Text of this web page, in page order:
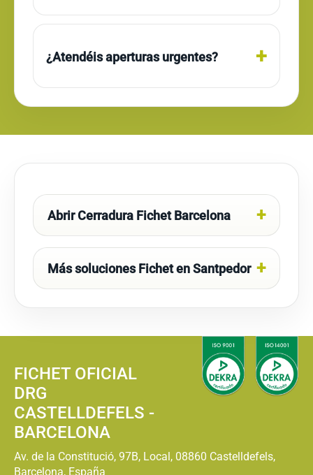
¿Atendéis aperturas urgentes?
Abrir Cerradura Fichet Barcelona
Más soluciones Fichet en Santpedor
FICHET OFICIAL
DRG
CASTELLDEFELS -
BARCELONA
Av. de la Constitució, 97B, Local, 08860 Castelldefels,
Barcelona, España